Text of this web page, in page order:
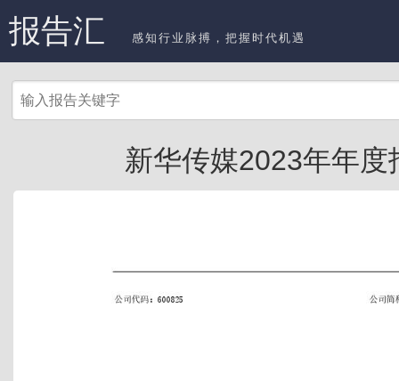
报告汇 感知行业脉搏，把握时代机遇
新华传媒2023年年度